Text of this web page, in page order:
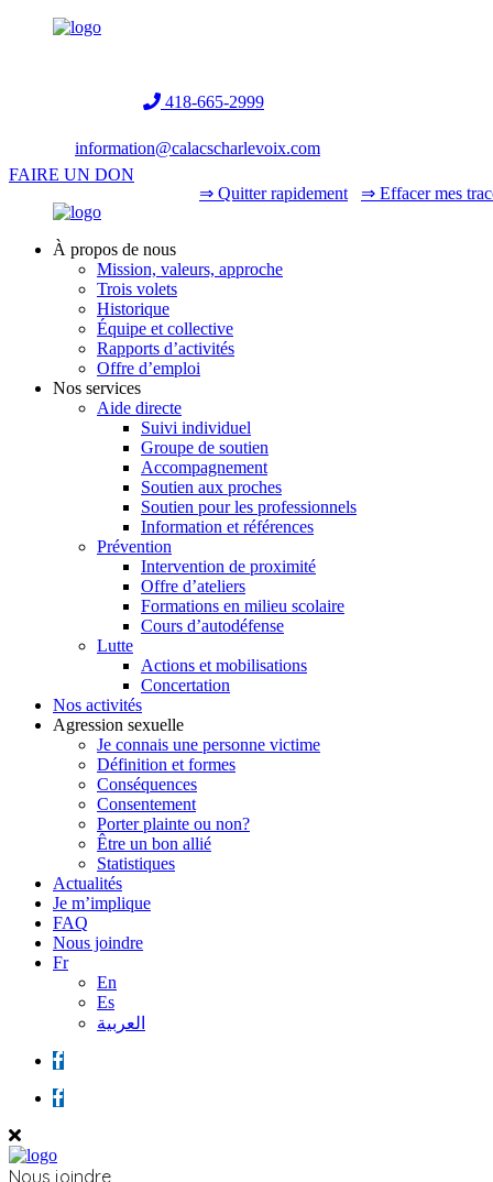
418-665-2999
information@calacscharlevoix.com
⇒ Quitter rapidement ⇒ Effacer mes
FAIRE UN DON
À propos de nous
Mission, valeurs, approche
Trois volets
Historique
Équipe et collective
Rapports d’activités
Offre d’emploi
Nos services
Aide directe
Suivi individuel
Groupe de soutien
Accompagnement
Soutien aux proches
Soutien pour les professionnels
Information et références
Prévention
Intervention de proximité
Offre d’ateliers
Formations en milieu scolaire
Cours d’autodéfense
Lutte
Actions et mobilisations
Concertation
Nos activités
Agression sexuelle
Je connais une personne victime
Définition et formes
Conséquences
Consentement
Porter plainte ou non?
Être un bon allié
Statistiques
Actualités
Je m’implique
FAQ
Nous joindre
Fr
En
Es
العربية
Nous joindre